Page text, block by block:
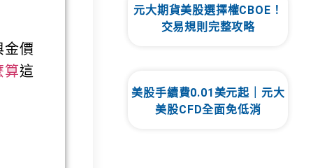
金價
算這
元大期貨美股選擇權CBOE！
交易規則完整攻略
美股手續費0.01美元起｜元大
美股CFD全面免低消